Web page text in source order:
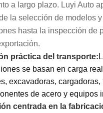
a largo plazo. Luyi Auto
la selección de modelos
hasta la inspección de
práctica del transporte:
se basan en carga
excavadoras, cargadoras,
de acero y equipos
centrada en la